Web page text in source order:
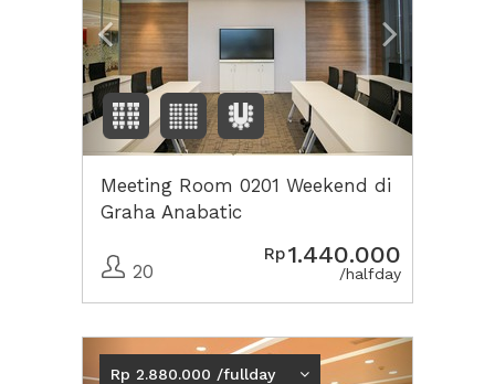
Meeting Room 0201 Weekend di
Graha Anabatic
20
Rp1.440.000
/halfday
Previous Next2
Rp 2.880.000 /fullday